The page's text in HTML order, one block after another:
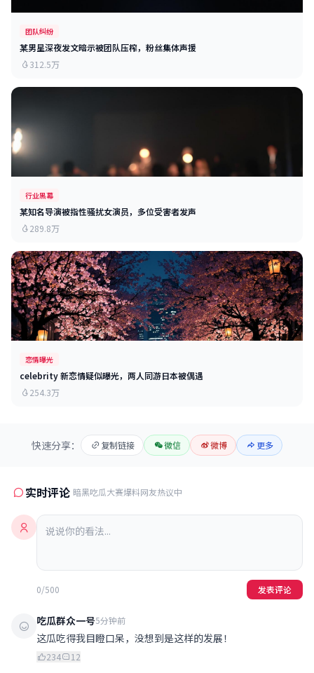
团队纠纷
某男星深夜发文暗示被团队压榨，粉丝集体声援
312.5万
行业黑幕
某知名导演被指性骚扰女演员，多位受害者发声
289.8万
恋情曝光
celebrity 新恋情疑似曝光，两人同游日本被偶遇
254.3万
快速分享： 复制链接 微信 微博 更多
实时评论 暗黑吃瓜大赛爆料网友热议中
0/500 发表评论
吃瓜群众一号5分钟前
这瓜吃得我目瞪口呆，没想到是这样的发展！
234 12